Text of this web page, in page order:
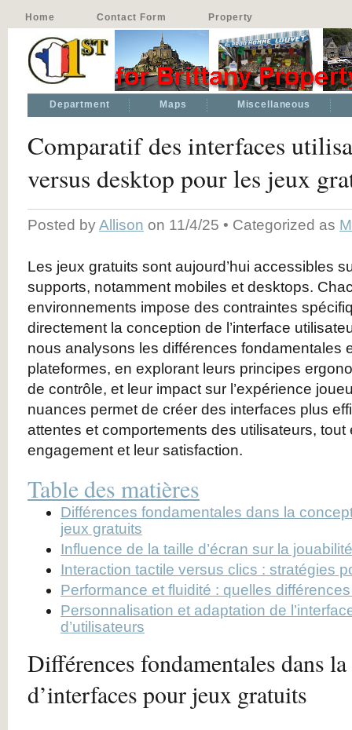
Home Contact Form Property
Department Maps Miscellaneous
Comparatif des interfaces
versus desktop pour les jeux
Posted byAllison on 11/4/25 • Categorized as
Les jeux gratuits sont aujourd’hui accessibles
supports, notamment mobiles et desktops.
environnements impose des contraintes
directement la conception de l’interface
nous analysons les différences fondamentales
plateformes, en explorant leurs principes
de contrôle, et leur impact sur l’expérience
nuances permet de créer des interfaces plus
attentes et comportements des utilisateurs, tout
engagement et leur satisfaction.
Table des matières
Différences fondamentales dans la
jeux gratuits
Influence de la taille d’écran sur la
Interaction tactile versus clics : stratégies
Performance et fluidité : quelles
Personnalisation et adaptation de
d’utilisateurs
Différences fondamentales dans
d’interfaces pour jeux gratuits